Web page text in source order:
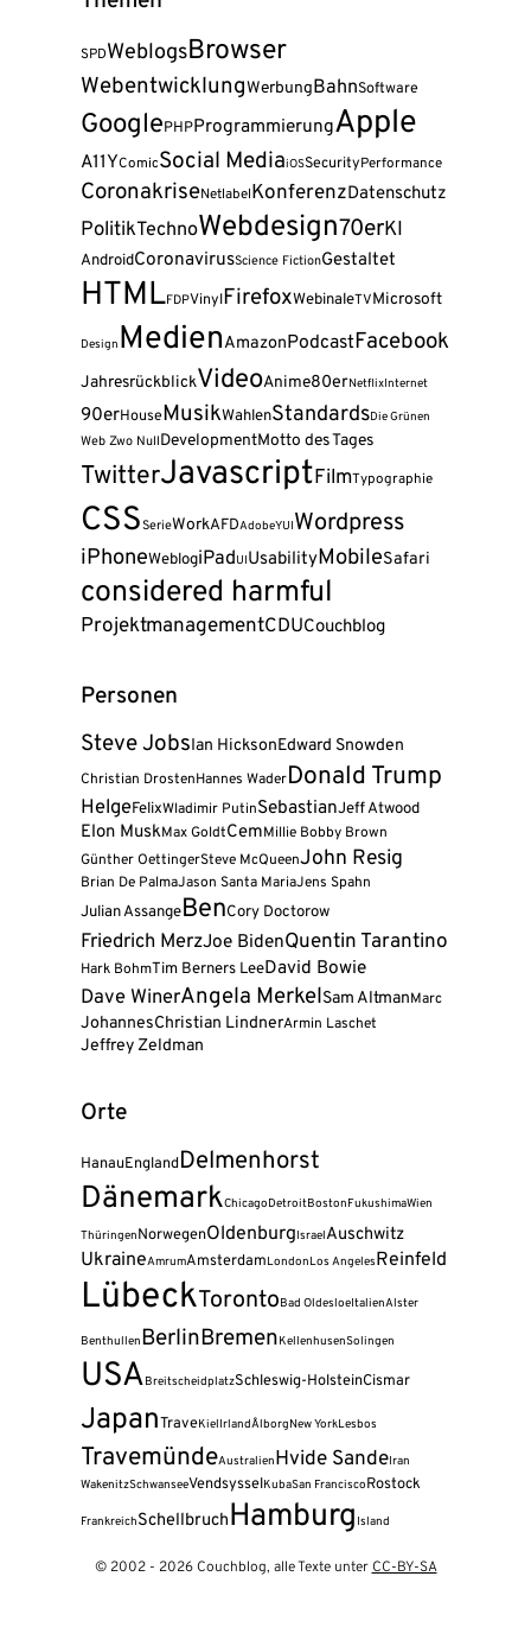
SPDWeblogsBrowser
WebentwicklungWerbungBahnSoftware
GooglePHPProgrammierungApple
A11YComicSocial MediaiOSSecurityPerformance
CoronakriseNetlabelKonferenzDatenschutz
PolitikTechnoWebdesign70erKI
AndroidCoronavirusScience FictionGestaltet
HTMLFDPVinylFirefoxWebinaleTVMicrosoft
Design MedienAmazonPodcastFacebook
JahresrückblickVideoAnime80erNetflixInternet
90erHouseMusikWahlenStandardsDie Grünen
Web Zwo NullDevelopmentMotto des Tages
TwitterJavascriptFilmTypographie
CSSSerieWorkAFDAdobeYUIWordpress
iPhoneWeblogiPadUIUsabilityMobileSafari
considered harmful
ProjektmanagementCDUCouchblog
Personen
Steve JobsIan HicksonEdward Snowden
Christian DrostenHannes WaderDonald Trump
HelgeFelixWladimir PutinSebastianJeff Atwood
Elon MuskMax GoldtCemMillie Bobby Brown
Günther OettingerSteve McQueenJohn Resig
Brian De PalmaJason Santa MariaJens Spahn
Julian AssangeBenCory Doctorow
Friedrich MerzJoe BidenQuentin Tarantino
Hark BohmTim Berners LeeDavid Bowie
Dave WinerAngela MerkelSam AltmanMarc
JohannesChristian LindnerArmin Laschet
Jeffrey Zeldman
Orte
HanauEnglandDelmenhorst
DänemarkChicagoDetroitBostonFukushimaWien
ThüringenNorwegenOldenburgIsraelAuschwitz
UkraineAmrumAmsterdamLondonLos AngelesReinfeld
LübeckTorontoBad OldesloeItalienAlster
BenthullenBerlinBremenKellenhusenSolingen
USABreitscheidplatzSchleswig-HolsteinCismar
JapanTraveKielIrlandÅlborgNew YorkLesbos
TravemündeAustralienHvide SandeIran
WakenitzSchwanseeVendsysselKubaSan FranciscoRostock
FrankreichSchellbruchHamburg Island
© 2002 - 2026 Couchblog, alle Texte unter CC-BY-SA